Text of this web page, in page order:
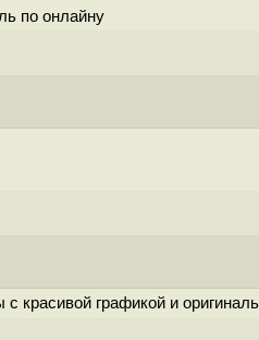
по онлайну
красивой графикой и